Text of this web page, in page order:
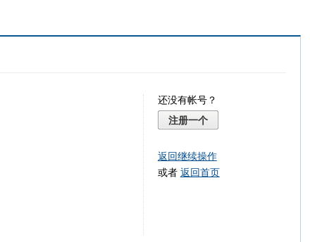
还没有帐号？
注册一个
返回继续操作
或者 返回首页